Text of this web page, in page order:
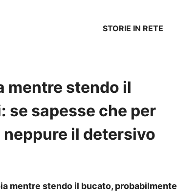
STORIE IN RETE
mentre stendo il
se sapesse che per
il detersivo
mentre stendo il bucato, probabilmente